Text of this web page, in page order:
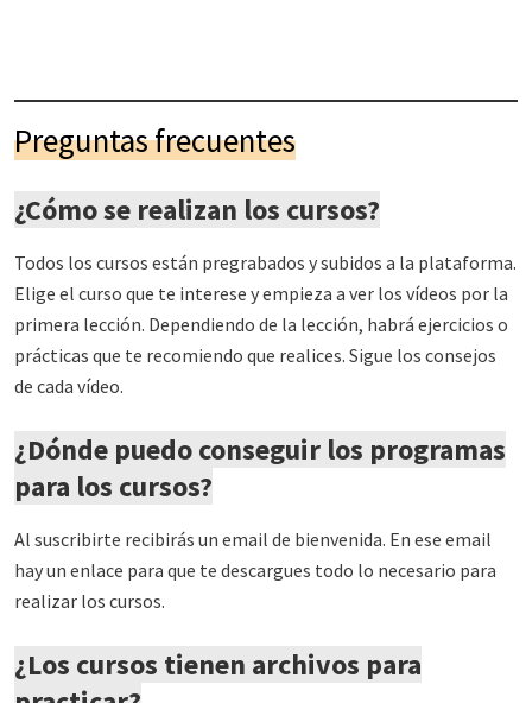
Preguntas frecuentes
¿Cómo se realizan los cursos?
Todos los cursos están pregrabados y subidos a la plataforma.
Elige el curso que te interese y empieza a ver los vídeos por la
primera lección. Dependiendo de la lección, habrá ejercicios o
prácticas que te recomiendo que realices. Sigue los consejos
de cada vídeo.
¿Dónde puedo conseguir los programas
para los cursos?
Al suscribirte recibirás un email de bienvenida. En ese email
hay un enlace para que te descargues todo lo necesario para
realizar los cursos.
¿Los cursos tienen archivos para